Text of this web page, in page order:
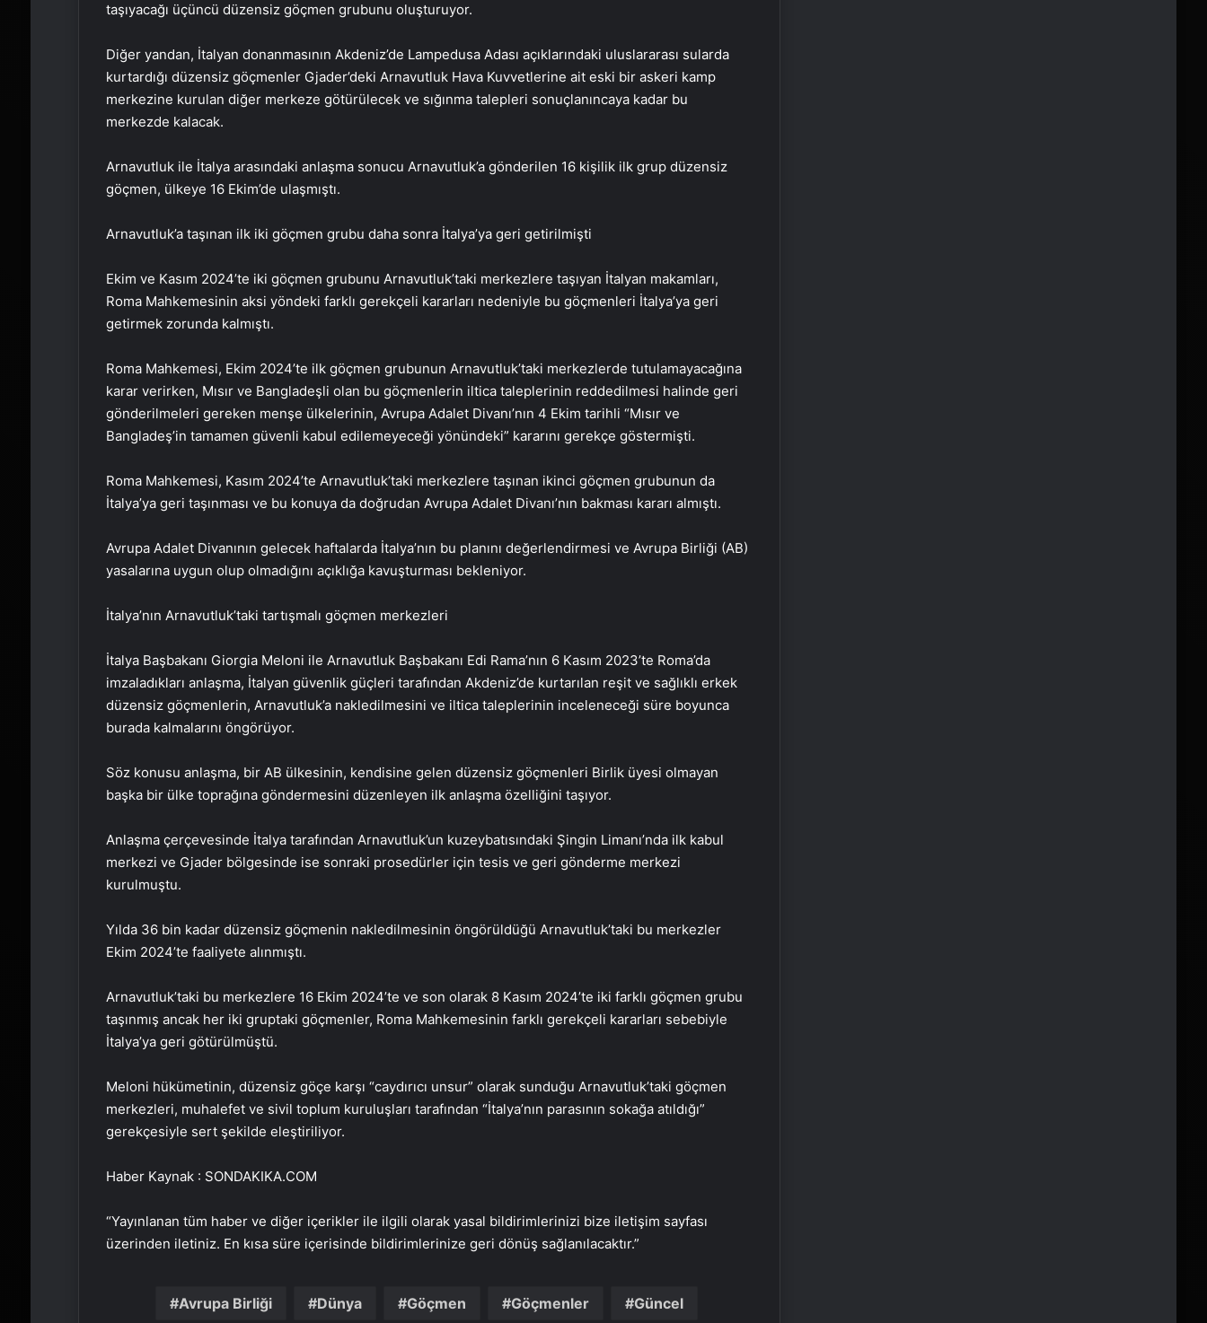
taşıyacağı üçüncü düzensiz göçmen grubunu oluşturuyor.
Diğer yandan, İtalyan donanmasının Akdeniz’de Lampedusa Adası açıklarındaki uluslararası sularda
kurtardığı düzensiz göçmenler Gjader’deki Arnavutluk Hava Kuvvetlerine ait eski bir askeri kamp
merkezine kurulan diğer merkeze götürülecek ve sığınma talepleri sonuçlanıncaya kadar bu
merkezde kalacak.
Arnavutluk ile İtalya arasındaki anlaşma sonucu Arnavutluk’a gönderilen 16 kişilik ilk grup düzensiz
göçmen, ülkeye 16 Ekim’de ulaşmıştı.
Arnavutluk’a taşınan ilk iki göçmen grubu daha sonra İtalya’ya geri getirilmişti
Ekim ve Kasım 2024’te iki göçmen grubunu Arnavutluk’taki merkezlere taşıyan İtalyan makamları,
Roma Mahkemesinin aksi yöndeki farklı gerekçeli kararları nedeniyle bu göçmenleri İtalya’ya geri
getirmek zorunda kalmıştı.
Roma Mahkemesi, Ekim 2024’te ilk göçmen grubunun Arnavutluk’taki merkezlerde tutulamayacağına
karar verirken, Mısır ve Bangladeşli olan bu göçmenlerin iltica taleplerinin reddedilmesi halinde geri
gönderilmeleri gereken menşe ülkelerinin, Avrupa Adalet Divanı’nın 4 Ekim tarihli “Mısır ve
Bangladeş’in tamamen güvenli kabul edilemeyeceği yönündeki” kararını gerekçe göstermişti.
Roma Mahkemesi, Kasım 2024’te Arnavutluk’taki merkezlere taşınan ikinci göçmen grubunun da
İtalya’ya geri taşınması ve bu konuya da doğrudan Avrupa Adalet Divanı’nın bakması kararı almıştı.
Avrupa Adalet Divanının gelecek haftalarda İtalya’nın bu planını değerlendirmesi ve Avrupa Birliği (AB)
yasalarına uygun olup olmadığını açıklığa kavuşturması bekleniyor.
İtalya’nın Arnavutluk’taki tartışmalı göçmen merkezleri
İtalya Başbakanı Giorgia Meloni ile Arnavutluk Başbakanı Edi Rama’nın 6 Kasım 2023’te Roma’da
imzaladıkları anlaşma, İtalyan güvenlik güçleri tarafından Akdeniz’de kurtarılan reşit ve sağlıklı erkek
düzensiz göçmenlerin, Arnavutluk’a nakledilmesini ve iltica taleplerinin inceleneceği süre boyunca
burada kalmalarını öngörüyor.
Söz konusu anlaşma, bir AB ülkesinin, kendisine gelen düzensiz göçmenleri Birlik üyesi olmayan
başka bir ülke toprağına göndermesini düzenleyen ilk anlaşma özelliğini taşıyor.
Anlaşma çerçevesinde İtalya tarafından Arnavutluk’un kuzeybatısındaki Şingin Limanı’nda ilk kabul
merkezi ve Gjader bölgesinde ise sonraki prosedürler için tesis ve geri gönderme merkezi
kurulmuştu.
Yılda 36 bin kadar düzensiz göçmenin nakledilmesinin öngörüldüğü Arnavutluk’taki bu merkezler
Ekim 2024’te faaliyete alınmıştı.
Arnavutluk’taki bu merkezlere 16 Ekim 2024’te ve son olarak 8 Kasım 2024’te iki farklı göçmen grubu
taşınmış ancak her iki gruptaki göçmenler, Roma Mahkemesinin farklı gerekçeli kararları sebebiyle
İtalya’ya geri götürülmüştü.
Meloni hükümetinin, düzensiz göçe karşı “caydırıcı unsur” olarak sunduğu Arnavutluk’taki göçmen
merkezleri, muhalefet ve sivil toplum kuruluşları tarafından “İtalya’nın parasının sokağa atıldığı”
gerekçesiyle sert şekilde eleştiriliyor.
Haber Kaynak : SONDAKIKA.COM
“Yayınlanan tüm haber ve diğer içerikler ile ilgili olarak yasal bildirimlerinizi bize iletişim sayfası
üzerinden iletiniz. En kısa süre içerisinde bildirimlerinize geri dönüş sağlanılacaktır.”
Avrupa Birliği Dünya Göçmen Göçmenler Güncel
Vira Assistance’tan Türkiye
Genelinde Güvenli Araç Taşıma ve